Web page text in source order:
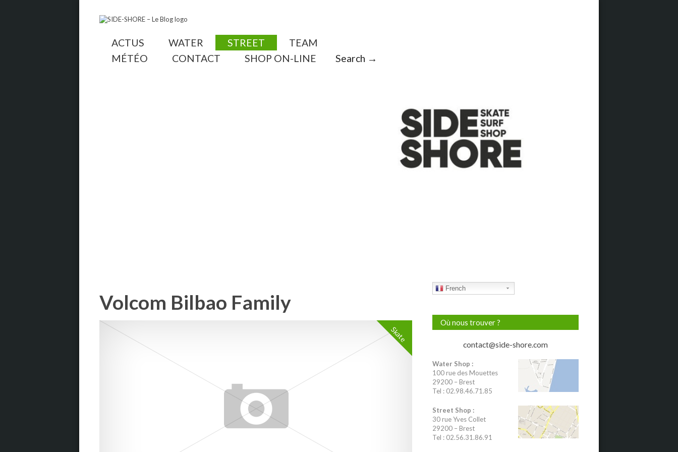
ACTUS WATER STREET
TEAM
MÉTÉO
CONTACT SHOP ON-LINE Search →
Volcom Bilbao Family
Skate
French
Où nous trouver ?
contact@side-shore.com
Water Shop :
100 rue des Mouettes
29200 – Brest
Tel : 02.98.46.71.85
Street Shop :
30 rue Yves Collet
29200 – Brest
Tel : 02.56.31.86.91